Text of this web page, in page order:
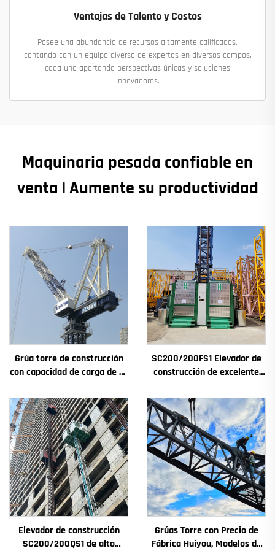
Ventajas de Talento y Costos
Posee una abundancia de recursos altamente calificados,
contando con un equipo diverso de expertos en diversos campos,
cada uno aportando perspectivas únicas y soluciones
innovadoras.
Maquinaria pesada confiable en
venta | Aumente su productividad
Grúa torre de construcción
con capacidad de carga de 4t
principales: caja de
engranajes, motor de
engranaje, rodamiento
SC200/200FS1 Elevador de
construcción de excelente
pozos de ascensores,
destinado a Argelia
Elevador de construcción
SC200/200QS1 de alto
Grúas Torre con Precio de
Fábrica Huiyou, Modelos de